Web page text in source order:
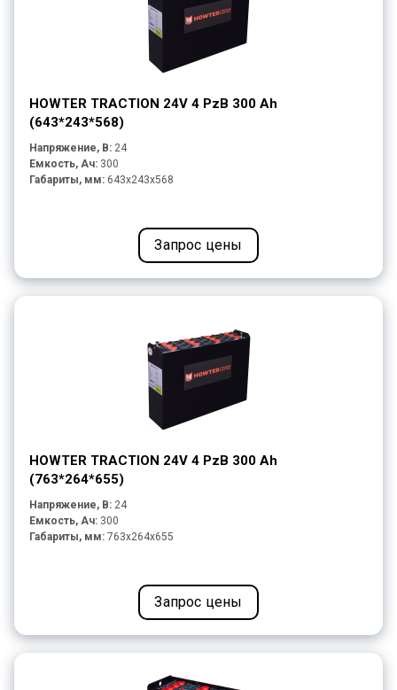
HOWTER TRACTION 24V 4 PzB 300 Ah
(643*243*568)
Напряжение, В: 24
Емкость, Ач: 300
Габариты, мм: 643x243x568
Запрос цены
HOWTER TRACTION 24V 4 PzB 300 Ah
(763*264*655)
Напряжение, В: 24
Емкость, Ач: 300
Габариты, мм: 763x264x655
Запрос цены